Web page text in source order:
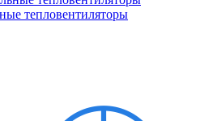
тепловентиляторы